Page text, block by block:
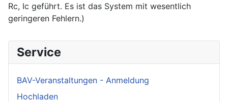
Rc, Ic geführt. Es ist das System mit wesentlich
geringeren Fehlern.)
Service
BAV-Veranstaltungen - Anmeldung
Hochladen